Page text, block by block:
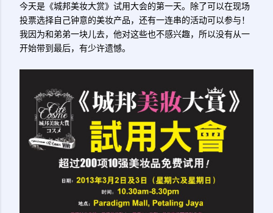
今天是《城邦美妆大赏》试用大会的第一天。除了可以在现场
投票选择自己钟意的美妆产品，还有一连串的活动可以参与！
我因为和弟弟一块儿去，他对这些也不感兴趣，所以没有从一
开始带到最后，有少许遗憾。